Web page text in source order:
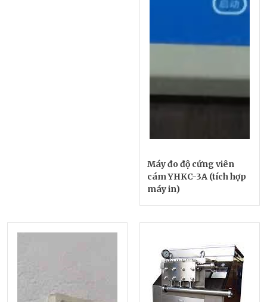
Máy đo độ cứng viên
cám YHKC-3A (tích hợp
máy in)